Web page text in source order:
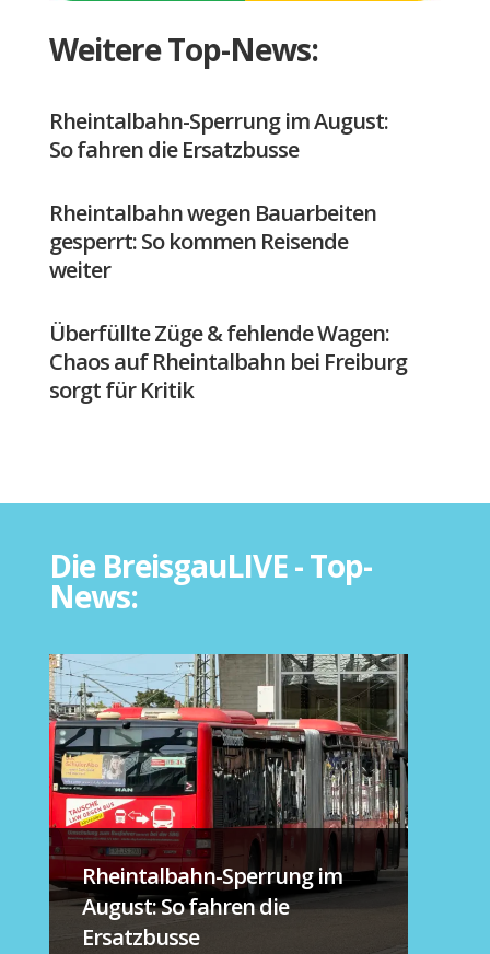
Weitere Top-News:
Rheintalbahn-Sperrung im August:
So fahren die Ersatzbusse
Rheintalbahn wegen Bauarbeiten
gesperrt: So kommen Reisende
weiter
Überfüllte Züge & fehlende Wagen:
Chaos auf Rheintalbahn bei Freiburg
sorgt für Kritik
Die BreisgauLIVE - Top-
News:
Rheintalbahn-Sperrung im
August: So fahren die
Ersatzbusse